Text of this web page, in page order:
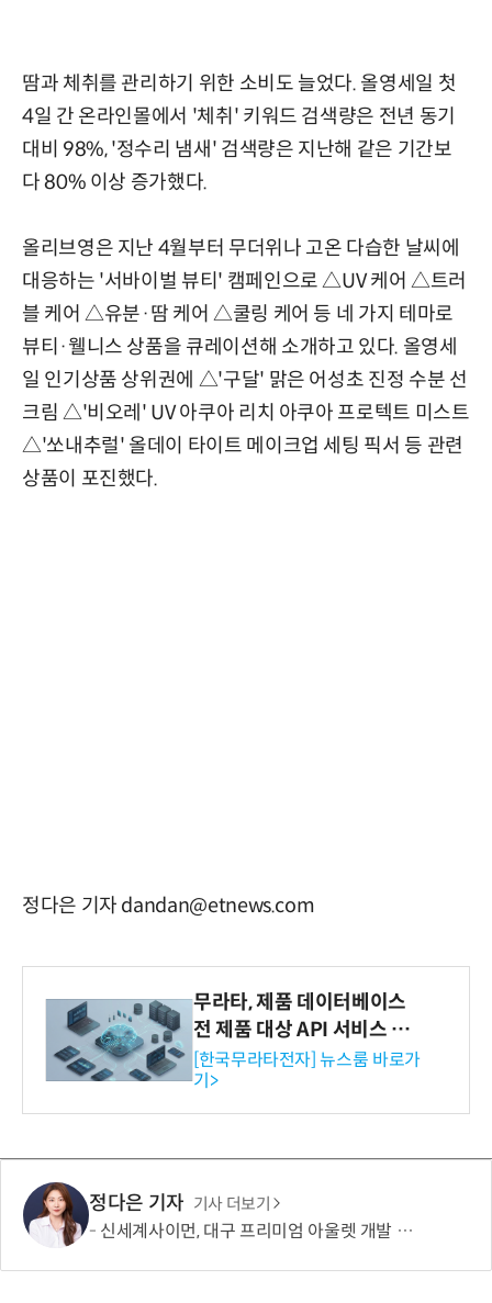
땀과 체취를 관리하기 위한 소비도 늘었다. 올영세일 첫
4일 간 온라인몰에서 '체취' 키워드 검색량은 전년 동기
대비 98%, '정수리 냄새' 검색량은 지난해 같은 기간보
다 80% 이상 증가했다.
올리브영은 지난 4월부터 무더위나 고온 다습한 날씨에
대응하는 '서바이벌 뷰티' 캠페인으로 △UV 케어 △트러
블 케어 △유분·땀 케어 △쿨링 케어 등 네 가지 테마로
뷰티·웰니스 상품을 큐레이션해 소개하고 있다. 올영세
일 인기상품 상위권에 △'구달' 맑은 어성초 진정 수분 선
크림 △'비오레' UV 아쿠아 리치 아쿠아 프로텍트 미스트
△'쏘내추럴' 올데이 타이트 메이크업 세팅 픽서 등 관련
상품이 포진했다.
정다은 기자 dandan@etnews.com
무라타, 제품 데이터베이스
전 제품 대상 API 서비스 제
공…73개 제품 카테고리로
확대
[한국무라타전자] 뉴스룸 바로가
기>
정다은 기자 기사 더보기
신세계사이먼, 대구 프리미엄 아울렛 개발 본격화…토지매매계약 체결